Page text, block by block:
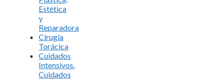
Estética
y
Reparadora
Cirugía
Torácica
Cuidados
Intensivos.
Cuidados